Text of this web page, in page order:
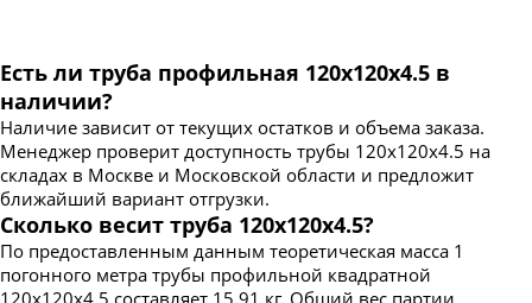
Есть ли труба профильная 120х120х4.5 в
наличии?
Наличие зависит от текущих остатков и объема заказа.
Менеджер проверит доступность трубы 120х120х4.5 на
складах в Москве и Московской области и предложит
ближайший вариант отгрузки.
Сколько весит труба 120х120х4.5?
По предоставленным данным теоретическая масса 1
погонного метра трубы профильной квадратной
120х120х4.5 составляет 15,91 кг. Общий вес партии